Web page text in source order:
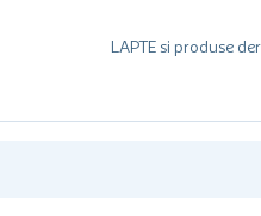
LAPTE si produse